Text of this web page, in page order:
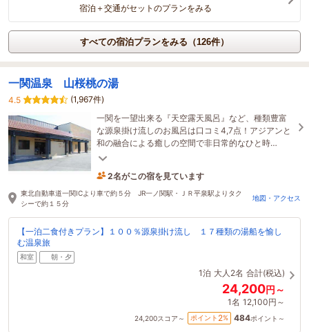
宿泊＋交通がセットのプランをみる
すべての宿泊プランをみる（126件）
一関温泉 山桜桃の湯
4.5
(1,967件)
一関を一望出来る『天空露天風呂』など、種類豊富
な源泉掛け流しのお風呂は口コミ4,7点！アジアンと
和の融合による癒しの空間で非日常的なひと時
を・・平泉世界文化遺産へ車で約10分とアクセス良
2名がこの宿を見ています
4時間前に予約されました
東北自動車道一関ICより車で約５分 JR一ノ関駅・ＪＲ平泉駅よりタク
シーで約１５分
地図・アクセス
【一泊二食付きプラン】１００％源泉掛け流し １７種類の湯船を愉し
む温泉旅
和室 朝・夕
1泊 大人2名 合計(税込)
24,200円～
1名 12,100円～
24,200スコア～ ポイント 2% 484ポイント～